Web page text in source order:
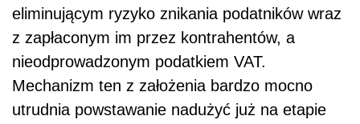
eliminującym ryzyko znikania podatników wraz
z zapłaconym im przez kontrahentów, a
nieodprowadzonym podatkiem VAT.
Mechanizm ten z założenia bardzo mocno
utrudnia powstawanie nadużyć już na etapie